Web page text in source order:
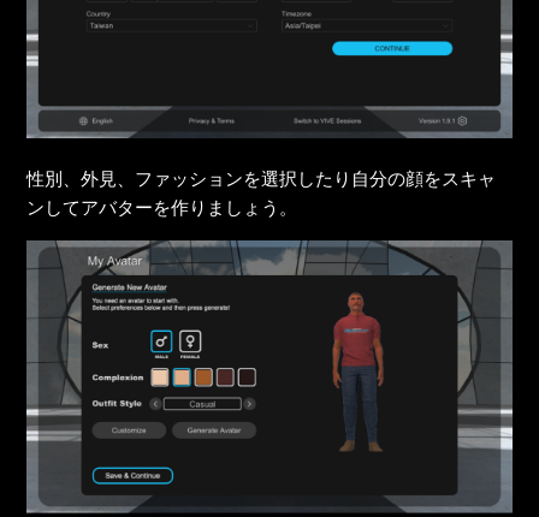
性別、外見、ファッションを選択したり自分の顔をスキャ
ンしてアバターを作りましょう。